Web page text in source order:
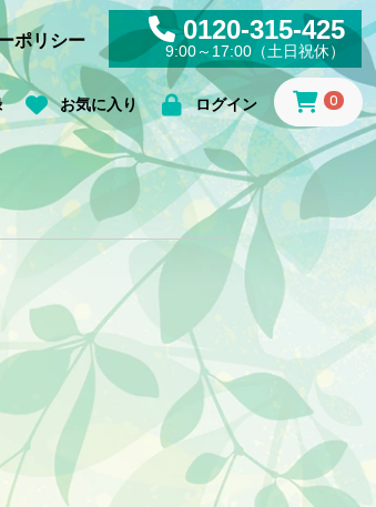
0120-315-425
9:00～17:00（土日祝休）
ポリシー
お気に入り ログイン 0